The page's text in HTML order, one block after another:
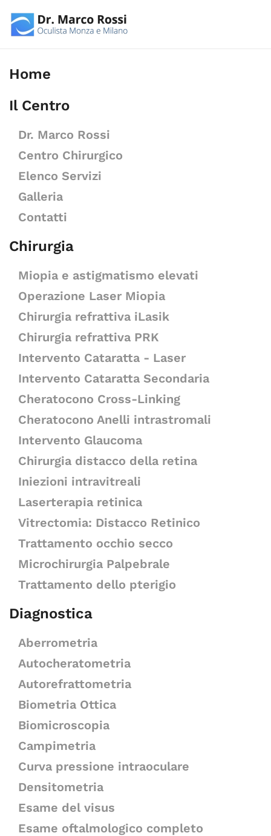
Skip to main content
Home
Il Centro
Dr. Marco Rossi
Centro Chirurgico
Elenco Servizi
Galleria
Contatti
Chirurgia
Miopia e astigmatismo elevati
Operazione Laser Miopia
Chirurgia refrattiva iLasik
Chirurgia refrattiva PRK
Intervento Cataratta - Laser
Intervento Cataratta Secondaria
Cheratocono Cross-Linking
Cheratocono Anelli intrastromali
Intervento Glaucoma
Chirurgia distacco della retina
Iniezioni intravitreali
Laserterapia retinica
Vitrectomia: Distacco Retinico
Trattamento occhio secco
Microchirurgia Palpebrale
Trattamento dello pterigio
Diagnostica
Aberrometria
Autocheratometria
Autorefrattometria
Biometria Ottica
Biomicroscopia
Campimetria
Curva pressione intraoculare
Densitometria
Esame del visus
Esame oftalmologico completo